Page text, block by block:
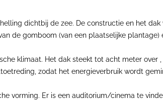
dichtbij de zee. De constructie en het
de gomboom (van een plaatselijke
klimaat. Het dak steekt tot acht meter
zodat het energieverbruik wordt
vorming. Er is een auditorium/cinema te